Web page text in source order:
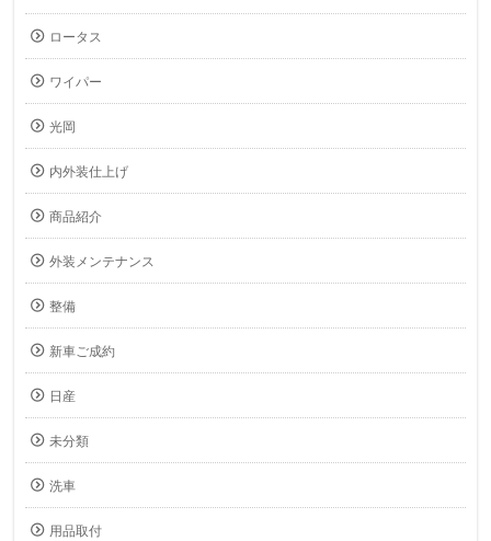
ロータス
ワイパー
光岡
内外装仕上げ
商品紹介
外装メンテナンス
整備
新車ご成約
日産
未分類
洗車
用品取付